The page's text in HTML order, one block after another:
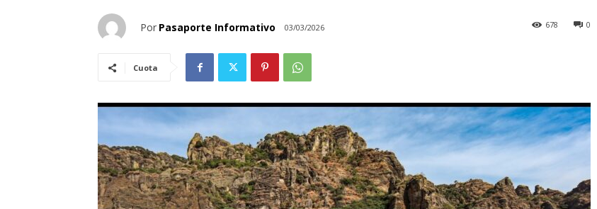
Por Pasaporte Informativo 03/03/2026 0
678
Cuota